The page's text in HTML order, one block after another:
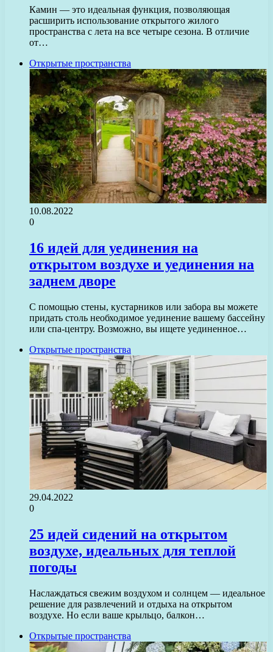
Камин — это идеальная функция, позволяющая
расширить использование открытого жилого
пространства с лета на все четыре сезона. В отличие
от…
Открытые пространства
10.08.2022
0
16 идей для уединения на
открытом воздухе и уединения на
заднем дворе
С помощью стены, кустарников или забора вы можете
придать столь необходимое уединение вашему бассейну
или спа-центру. Возможно, вы ищете уединенное…
Открытые пространства
29.04.2022
0
25 идей сидений на открытом
воздухе, идеальных для теплой
погоды
Наслаждаться свежим воздухом и солнцем — идеальное
решение для развлечений и отдыха на открытом
воздухе. Но если ваше крыльцо, балкон…
Открытые пространства